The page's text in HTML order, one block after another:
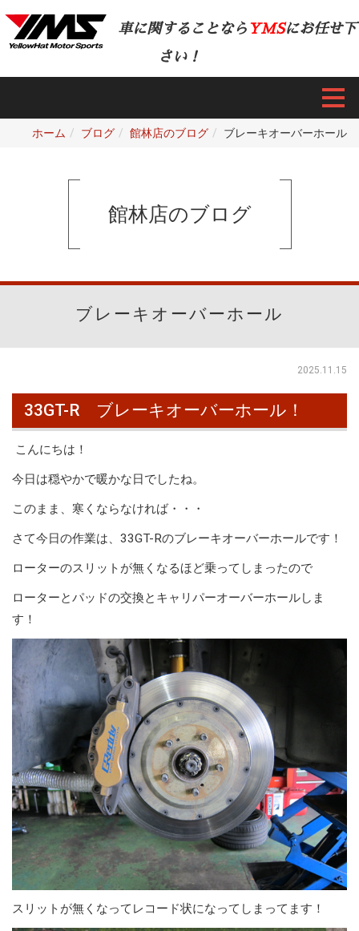
車に関することなら YMSにお任せ下
さい！
ホーム ブログ 館林店のブログ ブレーキオーバーホール
館林店のブログ
ブレーキオーバーホール
2025.11.15
33GT-R ブレーキオーバーホール！
こんにちは！
今日は穏やかで暖かな日でしたね。
このまま、寒くならなければ・・・
さて今日の作業は、33GT-Rのブレーキオーバーホールです！
ローターのスリットが無くなるほど乗ってしまったので
ローターとパッドの交換とキャリパーオーバーホールしま
す！
スリットが無くなってレコード状になってしまってます！